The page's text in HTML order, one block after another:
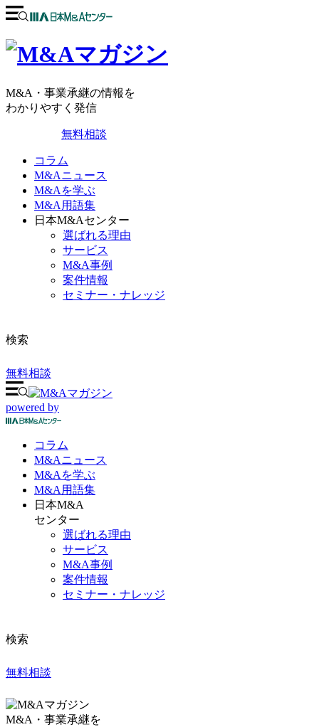
M&A・事業承継の情報を
わかりやすく発信
無料相談
コラム
M&Aニュース
M&Aを学ぶ
M&A用語集
日本M&Aセンター
選ばれる理由
サービス
M&A事例
案件情報
セミナー・ナレッジ
検索
無料相談
powered by
コラム
M&Aニュース
M&Aを学ぶ
M&A 用語集
日本M&A
センター
選ばれる理由
サービス
M&A事例
案件情報
セミナー・ナレッジ
検索
無料相談
M&A・事業承継を